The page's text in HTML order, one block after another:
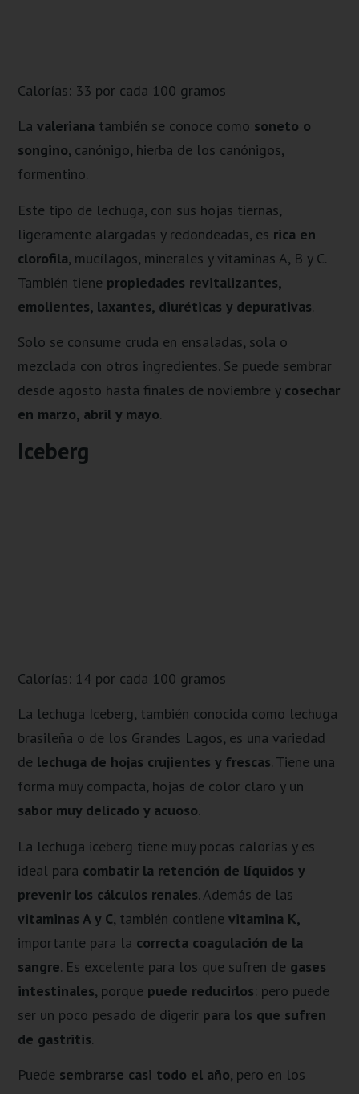
Calorías: 33 por cada 100 gramos
Lavaleriana también se conoce como soneto o
songino, canónigo, hierba de los canónigos,
formentino.
Este tipo de lechuga, con sus hojas tiernas,
ligeramente alargadas y redondeadas, es rica en
clorofila, mucílagos, minerales y vitaminas A, B y C.
También tiene propiedades revitalizantes,
emolientes, laxantes, diuréticas y depurativas.
Solo se consume cruda en ensaladas, sola o
mezclada con otros ingredientes. Se puede sembrar
desde agosto hasta finales de noviembre y cosechar
en marzo, abril y mayo.
Iceberg
Calorías: 14 por cada 100 gramos
La lechuga Iceberg, también conocida como lechuga
brasileña o de los Grandes Lagos, es una variedad
de lechuga de hojas crujientes y frescas. Tiene una
forma muy compacta, hojas de color claro y un
sabor muy delicado y acuoso.
La lechuga iceberg tiene muy pocas calorías y es
ideal para combatir la retención de líquidos y
prevenir los cálculos renales. Además de las
vitaminas A y C, también contienevitamina K,
importante para la correcta coagulación de la
sangre. Es excelente para los que sufren de gases
intestinales, porque puede reducirlos: pero puede
ser un poco pesado de digerir para los que sufren
de gastritis.
Puede sembrarse casi todo el año, pero en los